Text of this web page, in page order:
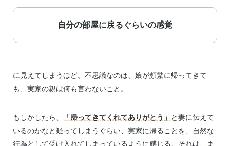
自分の部屋に戻るぐらいの感覚
に見えてしまうほど。不思議なのは、娘が頻繁に帰ってきて
も、実家の親は何も言わないこと。
もしかしたら、 「帰ってきてくれてありがとう」 と妻に伝えて
いるのかなと疑ってしまうぐらい、実家に帰ることを、自然な
行為として受け入れてしまっているように感じる。それは、ま